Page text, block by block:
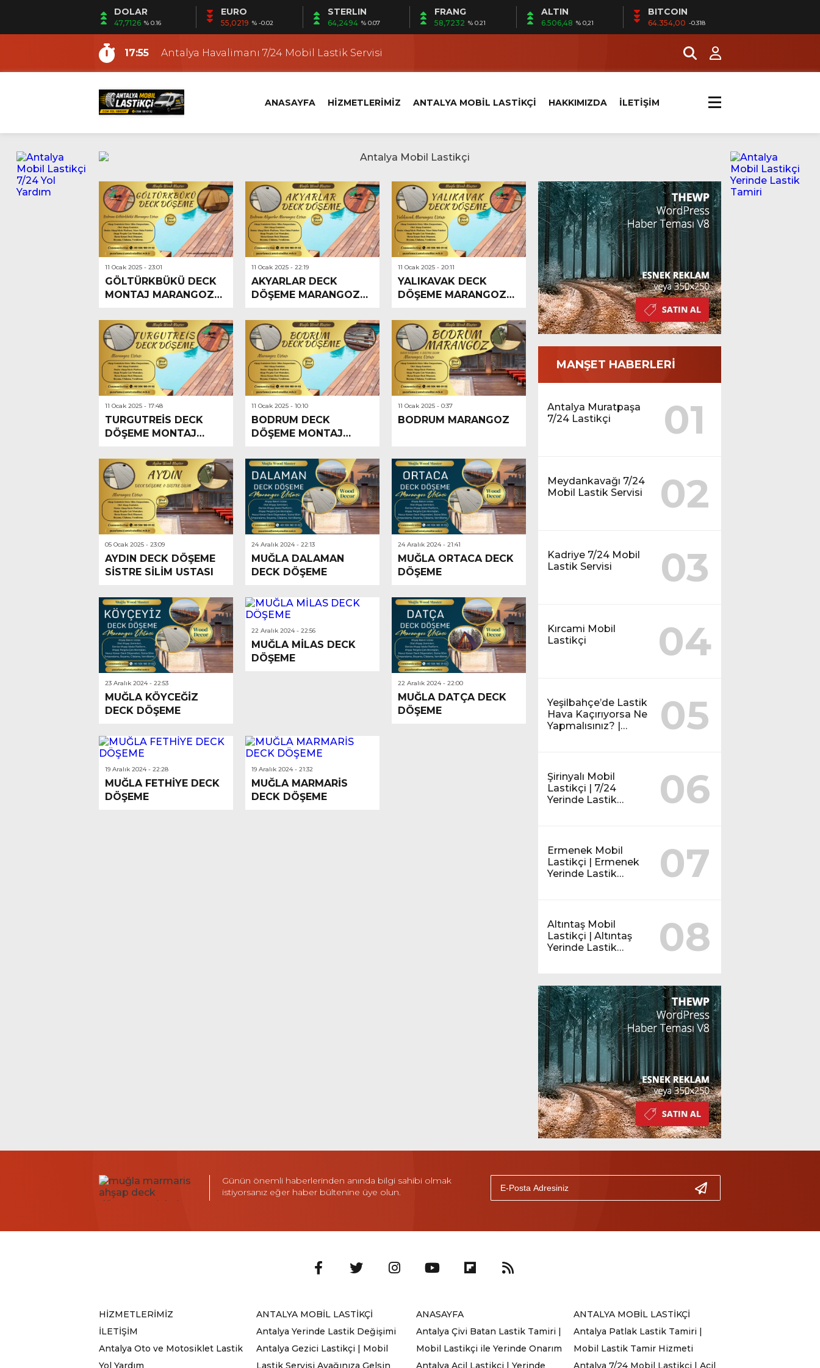
DOLAR
47,7126 % 0.16
EURO
55,0219 % -0.02
STERLIN
64,2494 % 0.07
FRANG
58,7232 % 0.21
ALTIN
6.506,48 % 0,21
BITCOIN
64.354,00 -0.318
15:30
Antalya Gezici Lastikçi | Mobil Lastik Servisi Ayağınıza Gelsin
9:48
Antalya En Yakın Lastikçi
17:55
Antalya Havalimanı 7/24 Mobil Lastik Servisi
12:53
Fener Mobil Lastikçi | Fener Yerinde Lastik Servisi
12:19
Ermenek Mobil Lastikçi | Ermenek Yerinde Lastik Servisi
12:12
Altıntaş Mobil Lastikçi | Altıntaş Yerinde Lastik Servisi
11:03
Güzeloba Mobil Lastikçi
Kundu Mobil Lastikçi | Kundu’da Yerinde Lastik Servisi
15:53
Antalya Oto ve Motosiklet Lastik Yol Yardım
15:30
Antalya Gezici Lastikçi | Mobil Lastik Servisi Ayağınıza Gelsin
9:48
Antalya En Yakın Lastikçi
ANASAYFA HİZMETLERİMİZ ANTALYA MOBİL LASTİKÇİ HAKKIMIZDA İLETİŞİM
11 Ocak 2025 - 23:01
GÖLTÜRKBÜKÜ DECK
MONTAJ MARANGOZ
11 Ocak 2025 - 22:19
AKYARLAR DECK
DÖŞEME MARANGOZ
11 Ocak 2025 - 20:11
YALIKAVAK DECK
DÖŞEME MARANGOZ
11 Ocak 2025 - 17:48
TURGUTREİS DECK
DÖŞEME MONTAJ
11 Ocak 2025 - 10:10
BODRUM DECK
DÖŞEME MONTAJ
11 Ocak 2025 - 0:37
BODRUM MARANGOZ
05 Ocak 2025 - 23:09
AYDIN DECK DÖŞEME
SİSTRE SİLİM USTASI
24 Aralık 2024 - 22:13
MUĞLA DALAMAN
DECK DÖŞEME
24 Aralık 2024 - 21:41
MUĞLA ORTACA DECK
DÖŞEME
23 Aralık 2024 - 22:53
MUĞLA KÖYCEĞİZ
DECK DÖŞEME
22 Aralık 2024 - 22:56
MUĞLA MİLAS DECK
DÖŞEME
22 Aralık 2024 - 22:00
MUĞLA DATÇA DECK
DÖŞEME
19 Aralık 2024 - 22:28
MUĞLA FETHİYE DECK
DÖŞEME
19 Aralık 2024 - 21:32
MUĞLA MARMARİS
DECK DÖŞEME
MANŞET HABERLERİ
Antalya Muratpaşa
7/24 Lastikçi
01
Meydankavağı 7/24
Mobil Lastik Servisi
02
Kadriye 7/24 Mobil
Lastik Servisi
03
Kırcami Mobil
Lastikçi
04
Yeşilbahçe’de Lastik
Hava Kaçırıyorsa Ne
Yapmalısınız? |
05
Şirinyalı Mobil
Lastikçi | 7/24
Yerinde Lastik
06
Ermenek Mobil
Lastikçi | Ermenek
Yerinde Lastik
07
Altıntaş Mobil
Lastikçi | Altıntaş
Yerinde Lastik
08
Günün önemli haberlerinden anında bilgi sahibi olmak
istiyorsanız eğer haber bültenine üye olun.
HİZMETLERİMİZ
ANTALYA MOBİL LASTİKÇİ
İLETİŞİM
Antalya Yerinde Lastik Değişimi
Antalya Oto ve Motosiklet Lastik
Yol Yardım
Antalya Gezici Lastikçi | Mobil
Lastik Servisi Ayağınıza Gelsin
ANASAYFA
ANTALYA MOBİL LASTİKÇİ
Antalya Çivi Batan Lastik Tamiri |
Mobil Lastikçi ile Yerinde Onarım
Antalya Patlak Lastik Tamiri |
Mobil Lastik Tamir Hizmeti
Antalya Acil Lastikçi | Yerinde
Antalya 7/24 Mobil Lastikçi | Acil